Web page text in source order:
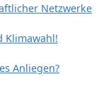
Netzwerke
Klimawahl!
Anliegen?